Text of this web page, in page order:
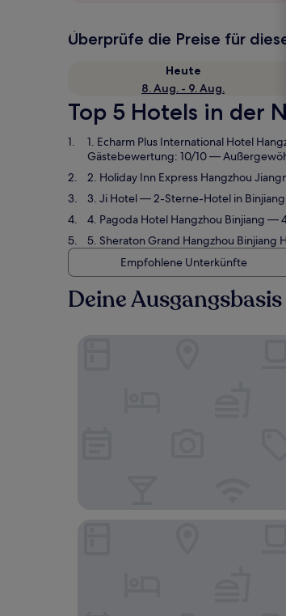
Überprüfe die Preise für
Heute
8. Aug. - 9. Aug.
Top 5 Hotels in der
1. Echarm Plus International Hotel
Gästebewertung: 10/10 —
2. Holiday Inn Express Hangzhou
3. Ji Hotel— 2-Sterne-Hotel in
4. Pagoda Hotel Hangzhou Binjiang —
5. Sheraton Grand Hangzhou Binjiang
Empfohlene Unterkünfte
Deine
Echarm Plus International Hotel